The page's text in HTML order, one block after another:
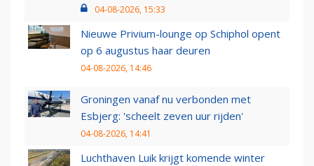
04-08-2026, 15:33
Nieuwe Privium-lounge op Schiphol opent
op 6 augustus haar deuren
04-08-2026, 14:46
Groningen vanaf nu verbonden met
Esbjerg: 'scheelt zeven uur rijden'
04-08-2026, 14:41
Luchthaven Luik krijgt komende winter